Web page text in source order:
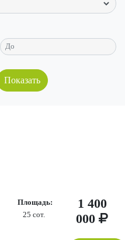
Показать
Площадь:
25 сот.
1 400
000